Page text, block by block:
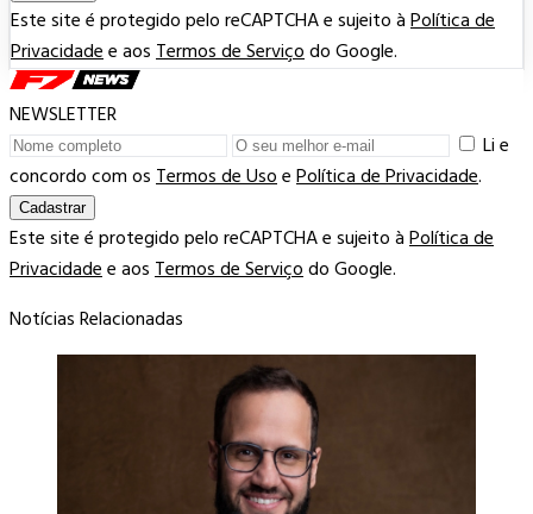
Este site é protegido pelo reCAPTCHA e sujeito àPolítica de
Privacidadee aosTermos de Serviçodo Google.
NEWSLETTER
Li e
concordo com osTermos de UsoePolítica de Privacidade.
Cadastrar
Este site é protegido pelo reCAPTCHA e sujeito àPolítica de
Privacidadee aosTermos de Serviçodo Google.
Notícias Relacionadas